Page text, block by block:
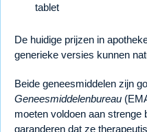
tablet
De huidige prijzen in
generieke versies kunnen
Beide geneesmiddelen zijn
Geneesmiddelenbureau
moeten voldoen aan strenge
garanderen dat ze